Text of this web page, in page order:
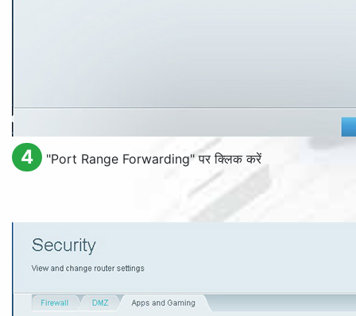
4 "Port Range Forwarding" पर क्लिक करें